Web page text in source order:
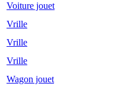
Voiture jouet
Vrille
Vrille
Vrille
Wagon jouet